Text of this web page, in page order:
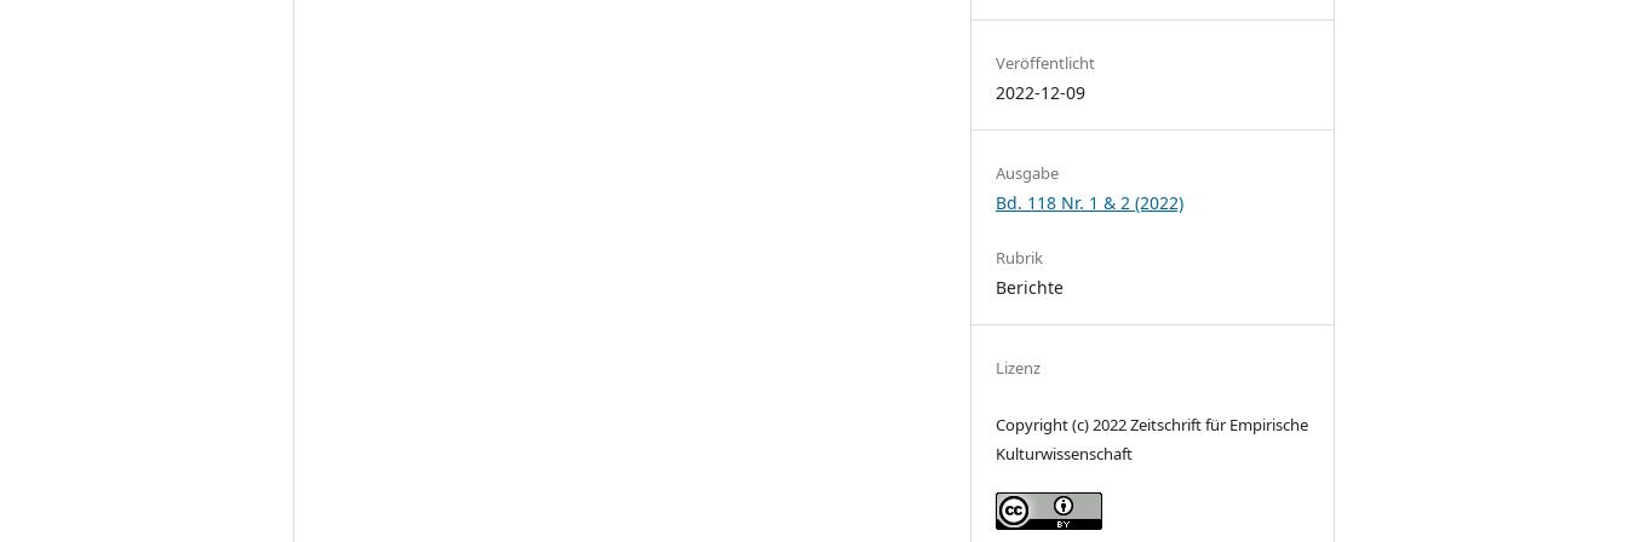
Veröffentlicht
2022-12-09
Ausgabe
Bd. 118 Nr. 1 & 2 (2022)
Rubrik
Berichte
Lizenz
Copyright (c) 2022 Zeitschrift für Empirische
Kulturwissenschaft